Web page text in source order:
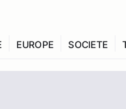
EUROPE SOCIETE